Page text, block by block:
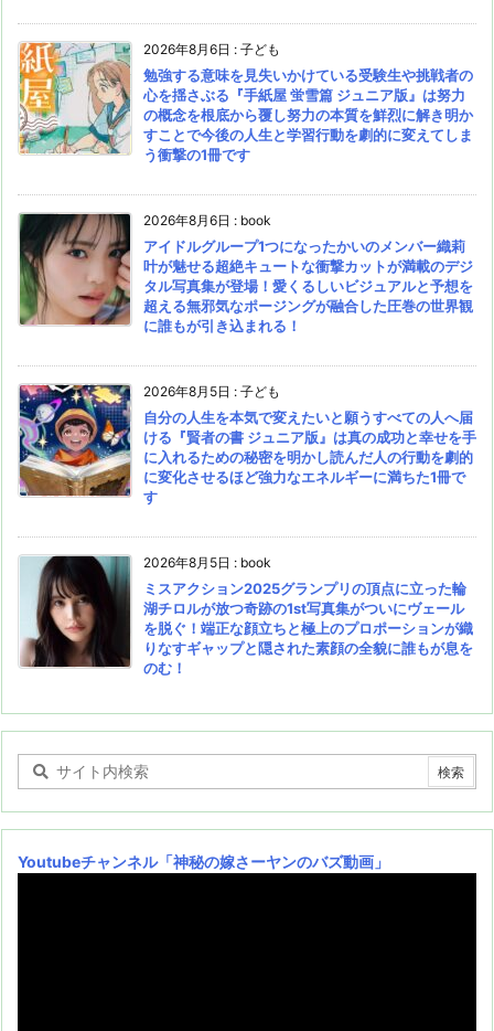
2026年8月6日 : 子ども
勉強する意味を見失いかけている受験生や挑戦者の
心を揺さぶる『手紙屋 蛍雪篇 ジュニア版』は努力
の概念を根底から覆し努力の本質を鮮烈に解き明か
すことで今後の人生と学習行動を劇的に変えてしま
う衝撃の1冊です
2026年8月6日 : book
アイドルグループ1つになったかいのメンバー織莉
叶が魅せる超絶キュートな衝撃カットが満載のデジ
タル写真集が登場！愛くるしいビジュアルと予想を
超える無邪気なポージングが融合した圧巻の世界観
に誰もが引き込まれる！
2026年8月5日 : 子ども
自分の人生を本気で変えたいと願うすべての人へ届
ける『賢者の書 ジュニア版』は真の成功と幸せを手
に入れるための秘密を明かし読んだ人の行動を劇的
に変化させるほど強力なエネルギーに満ちた1冊で
す
2026年8月5日 : book
ミスアクション2025グランプリの頂点に立った輪
湖チロルが放つ奇跡の1st写真集がついにヴェール
を脱ぐ！端正な顔立ちと極上のプロポーションが織
りなすギャップと隠された素顔の全貌に誰もが息を
のむ！
Youtubeチャンネル「神秘の嫁さーヤンのバズ動画」